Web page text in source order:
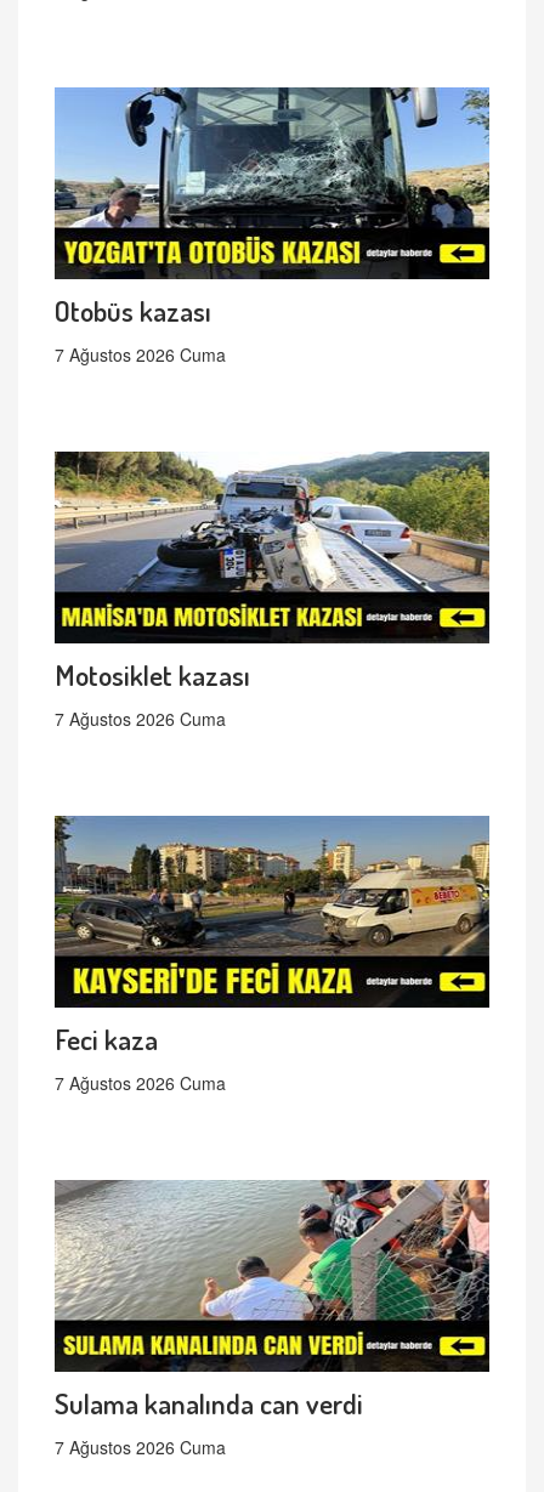
Otobüs kazası
7 Ağustos 2026 Cuma
Motosiklet kazası
7 Ağustos 2026 Cuma
Feci kaza
7 Ağustos 2026 Cuma
Sulama kanalında can verdi
7 Ağustos 2026 Cuma